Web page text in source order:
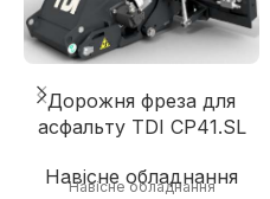
Дорожня фреза для
асфальту TDI CP41.SL
Навісне обладнання
Навісне обладнання